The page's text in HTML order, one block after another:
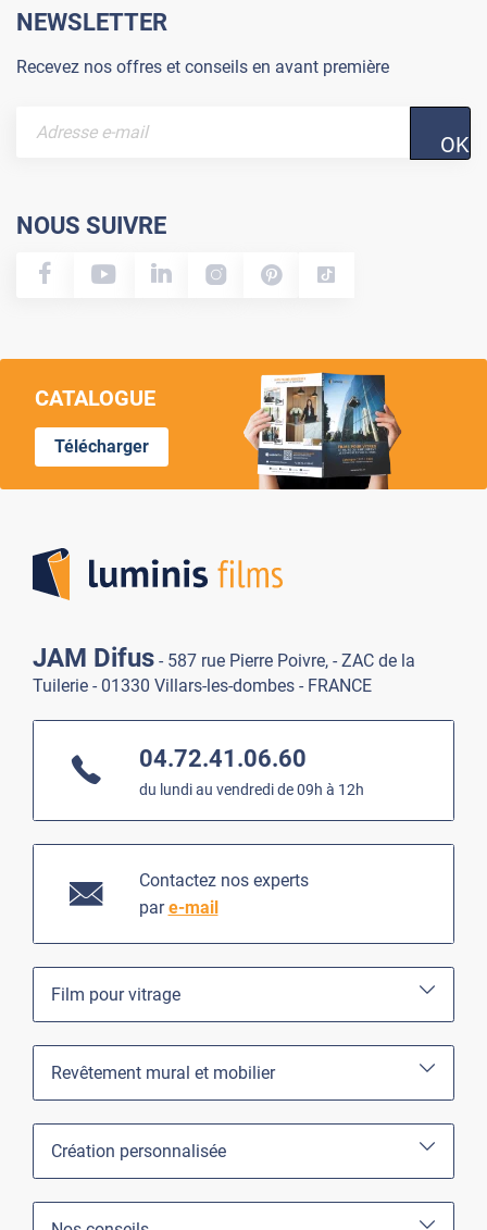
NEWSLETTER
Recevez nos offres et conseils en avant première
OK
NOUS SUIVRE
CATALOGUE
Télécharger
JAM Difus - 587 rue Pierre Poivre, - ZAC de la
Tuilerie - 01330 Villars-les-dombes - FRANCE
04.72.41.06.60
du lundi au vendredi de 09h à 12h
Contactez nos experts
pare-mail
Film pour vitrage
Revêtement mural et mobilier
Création personnalisée